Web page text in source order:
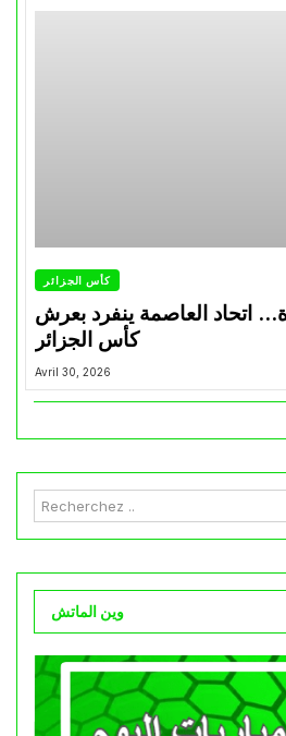
كأس الجزائر
اتحاد العاصمة ينفرد بعرش
كأس الجزائر
Avril 30, 2026
وين الماتش